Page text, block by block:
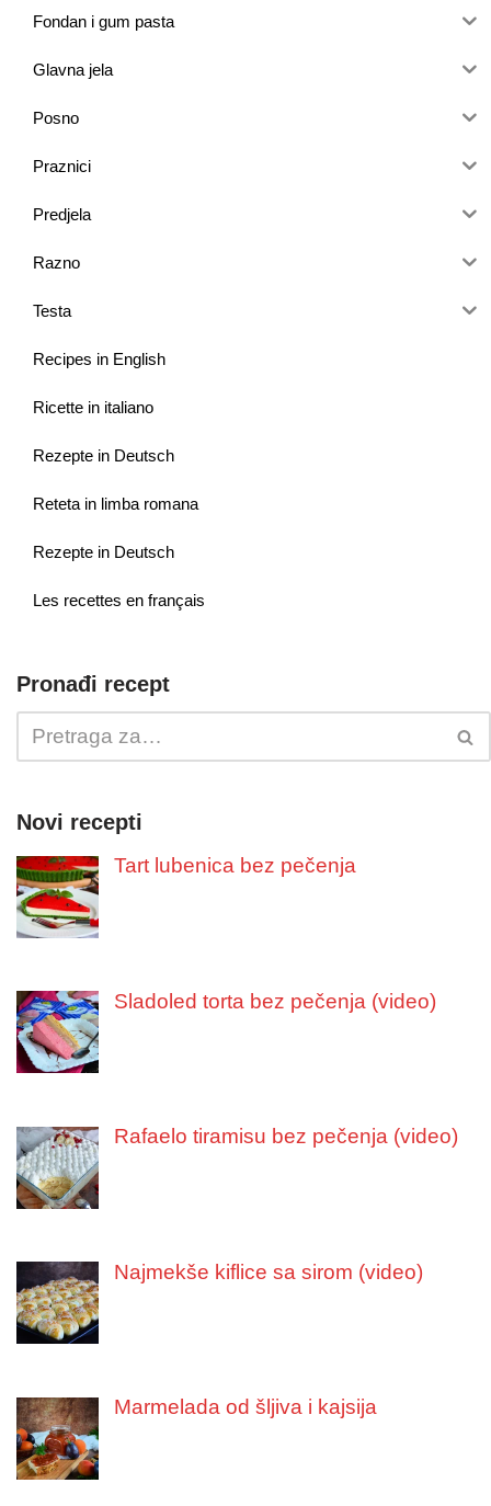
Fondan i gum pasta
Glavna jela
Posno
Praznici
Predjela
Razno
Testa
Recipes in English
Ricette in italiano
Rezepte in Deutsch
Reteta in limba romana
Rezepte in Deutsch
Les recettes en français
Pronađi recept
Novi recepti
Tart lubenica bez pečenja
Sladoled torta bez pečenja (video)
Rafaelo tiramisu bez pečenja (video)
Najmekše kiflice sa sirom (video)
Marmelada od šljiva i kajsija